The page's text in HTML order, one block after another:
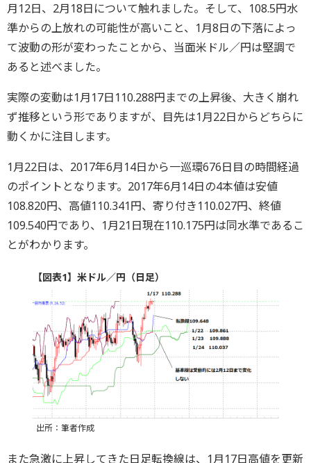
月12日、2月18日について触れました。そして、108.5円水
準からの上放れの可能性が高いこと、1月8日の下落によっ
て波動の形が変わったことから、当面米ドル／円は堅調で
あると述べました。
実際の変動は1月17日110.288円までの上昇後、大きく崩れ
ず推移という形でありますが、目先は1月22日からどちらに
動くかに注目します。
1月22日は、2017年6月14日から一巡環676日目の時間経過
のポイントとなります。2017年6月14日の4本値は安値
108.820円、高値110.341円、寄り付き110.027円、終値
109.540円であり、1月21日現在110.175円は同水準であるこ
とがわかります。
【図表1】米ドル／円（日足）
出所：筆者作成
また急激に上昇してきた日足転換線は、1月17日高値を更新